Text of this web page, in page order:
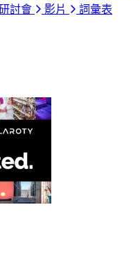
討會 影片
詞彙表